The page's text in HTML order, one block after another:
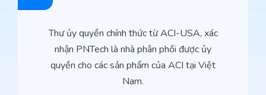
Thư ủy quyền chính thức từ ACI-USA, xác
nhận PNTech là nhà phân phối được ủy
quyền cho các sản phẩm của ACI tại Việt
Nam.